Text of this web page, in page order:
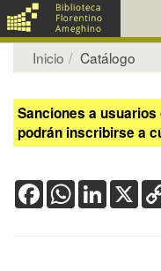
Inicio Catálogo
Sanciones a
podrán inscribirse a
FacebookWhatsApp
LinkedIn
X